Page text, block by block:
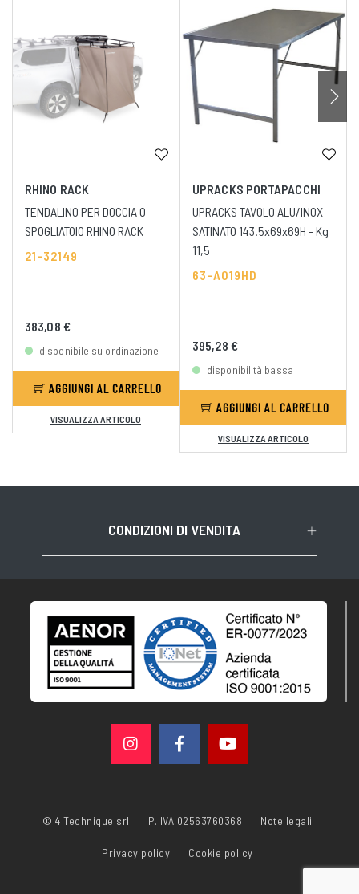
RHINO RACK
TENDALINO PER DOCCIA O
SPOGLIATOIO RHINO RACK
21-32149
383,08 €
disponibile su ordinazione
AGGIUNGI AL CARRELLO
VISUALIZZA ARTICOLO
UPRACKS PORTAPACCHI
UPRACKS TAVOLO ALU/INOX
SATINATO 143.5x69x69H - Kg
11,5
63-A019HD
395,28 €
disponibilità bassa
AGGIUNGI AL CARRELLO
VISUALIZZA ARTICOLO
CONDIZIONI DI VENDITA
© 4 Technique srl P. IVA 02563760368 Note legali
Privacy policy Cookie policy